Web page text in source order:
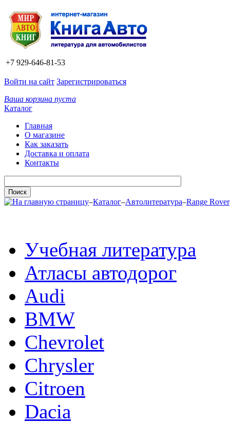
+7 929-646-81-53
Войти на сайт Зарегистрироваться
Ваша корзина пуста
Каталог
Главная
О магазине
Как заказать
Доставка и оплата
Контакты
–Каталог–Автолитература–Range Rover
Учебная литература
Атласы автодорог
Audi
BMW
Chevrolet
Chrysler
Citroen
Dacia